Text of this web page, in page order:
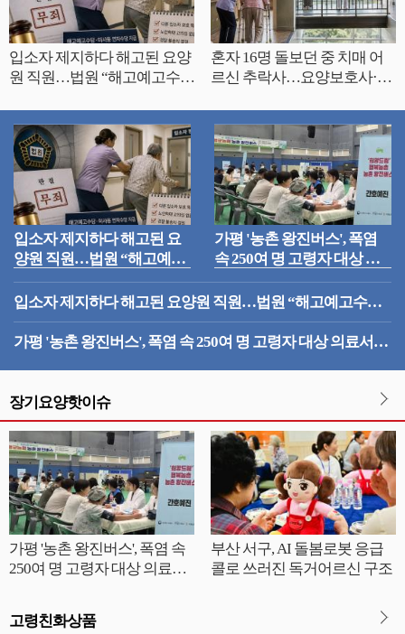
입소자 제지하다 해고된 요양
원 직원…법원 “해고예고수당
혼자 16명 돌보던 중 치매 어
르신 추락사…요양보호사·대
입소자 제지하다 해고된 요
양원 직원…법원 “해고예고
수당 지급해야”
가평 '농촌 왕진버스', 폭염
속 250여 명 고령자 대상 의
료서비스 성황
입소자 제지하다 해고된 요양원 직원…법원 “해고예고수당
지급해야”
가평 '농촌 왕진버스', 폭염 속 250여 명 고령자 대상 의료서비
장기요양핫이슈
가평 '농촌 왕진버스', 폭염 속
250여 명 고령자 대상 의료서
부산 서구, AI 돌봄로봇 응급
콜로 쓰러진 독거어르신 구조
고령친화상품